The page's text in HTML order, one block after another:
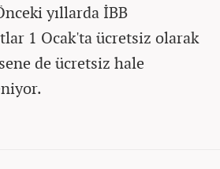
yıllarda İBB
1 Ocak'ta ücretsiz olarak
de ücretsiz hale